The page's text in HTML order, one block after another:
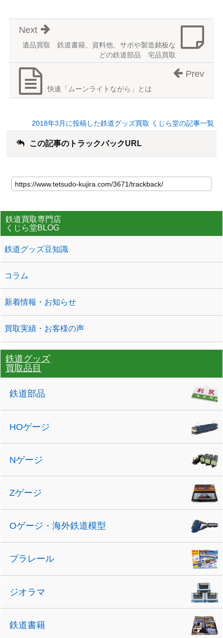
遺品買取 鉄道書籍、資料他、サボや製造銘板な
どの鉄道部品 宅品買取
Next
快速「ムーンライトながら」とは
Prev
2018年3月に投稿した鉄道グッズ買取 くじら堂の記事一覧
この記事のトラックバックURL
鉄道買取専門店
くじら堂BLOG
鉄道グッズ豆知識
コラム
新着情報・お知らせ
買取実績・お客様の声
鉄道グッズ
買取品目
鉄道部品
HOゲージ
Nゲージ
Zゲージ
Oゲージ・海外鉄道模型
プラレール
ジオラマ
鉄道書籍